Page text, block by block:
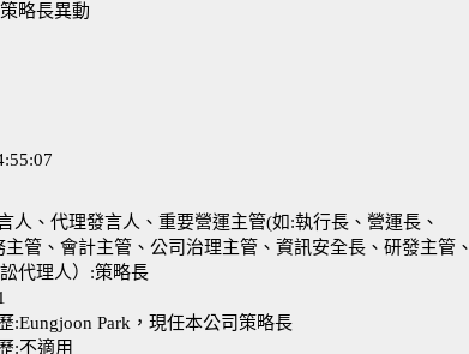
略長異動
人、代理發言人、重要營運主管(如:執行長、營運長、
管、會計主管、公司治理主管、資訊安全長、研發主管、
代理人）:策略長
:Eungjoon Park，現任本公司策略長
:不適用